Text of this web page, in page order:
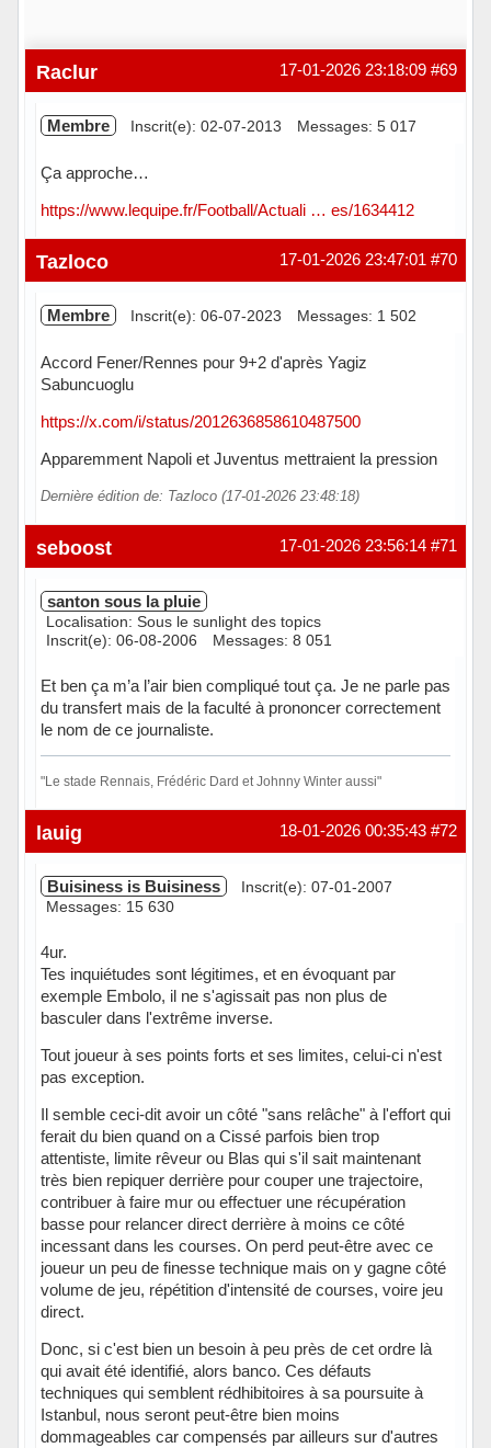
#69
17-01-2026 23:18:09
Raclur
Membre Inscrit(e): 02-07-2013 Messages: 5 017
Ça approche…
https://www.lequipe.fr/Football/Actuali … es/1634412
Hors ligne #70
17-01-2026 23:47:01
Tazloco
Membre Inscrit(e): 06-07-2023 Messages: 1 502
Accord Fener/Rennes pour 9+2 d'après Yagiz
Sabuncuoglu
https://x.com/i/status/2012636858610487500
Apparemment Napoli et Juventus mettraient la pression
Dernière édition de: Tazloco (17-01-2026 23:48:18)
Hors ligne #71
17-01-2026 23:56:14
seboost
santon sous la pluie
Localisation: Sous le sunlight des topics
Inscrit(e): 06-08-2006
Messages: 8 051
Et ben ça m’a l’air bien compliqué tout ça. Je ne parle pas
du transfert mais de la faculté à prononcer correctement
le nom de ce journaliste.
"Le stade Rennais, Frédéric Dard et Johnny Winter aussi"
Hors ligne #72
18-01-2026 00:35:43
lauig
Buisiness is Buisiness
Inscrit(e): 07-01-2007
Messages: 15 630
4ur.
Tes inquiétudes sont légitimes, et en évoquant par
exemple Embolo, il ne s'agissait pas non plus de
basculer dans l'extrême inverse.
Tout joueur à ses points forts et ses limites, celui-ci n'est
pas exception.
Il semble ceci-dit avoir un côté "sans relâche" à l'effort qui
ferait du bien quand on a Cissé parfois bien trop
attentiste, limite rêveur ou Blas qui s'il sait maintenant
très bien repiquer derrière pour couper une trajectoire,
contribuer à faire mur ou effectuer une récupération
basse pour relancer direct derrière à moins ce côté
incessant dans les courses. On perd peut-être avec ce
joueur un peu de finesse technique mais on y gagne côté
volume de jeu, répétition d'intensité de courses, voire jeu
direct.
Donc, si c'est bien un besoin à peu près de cet ordre là
qui avait été identifié, alors banco. Ces défauts
techniques qui semblent rédhibitoires à sa poursuite à
Istanbul, nous seront peut-être bien moins
dommageables car compensés par ailleurs sur d'autres